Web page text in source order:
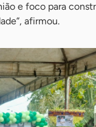
e foco para
afirmou.